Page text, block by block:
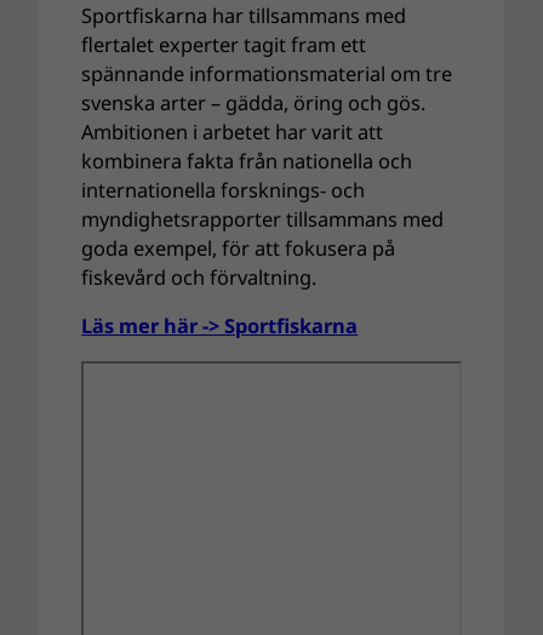
Sportfiskarna har tillsammans med
flertalet experter tagit fram ett
spännande informationsmaterial om tre
svenska arter – gädda, öring och gös.
Ambitionen i arbetet har varit att
kombinera fakta från nationella och
internationella forsknings- och
myndighetsrapporter tillsammans med
goda exempel, för att fokusera på
fiskevård och förvaltning.
Läs mer här -> Sportfiskarna